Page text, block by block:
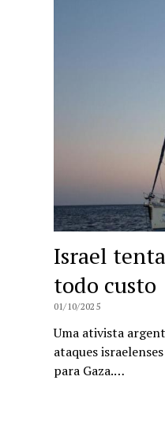
Israel
todo custo
01/10/2025
Uma ativista
ataques
para Gaza.…